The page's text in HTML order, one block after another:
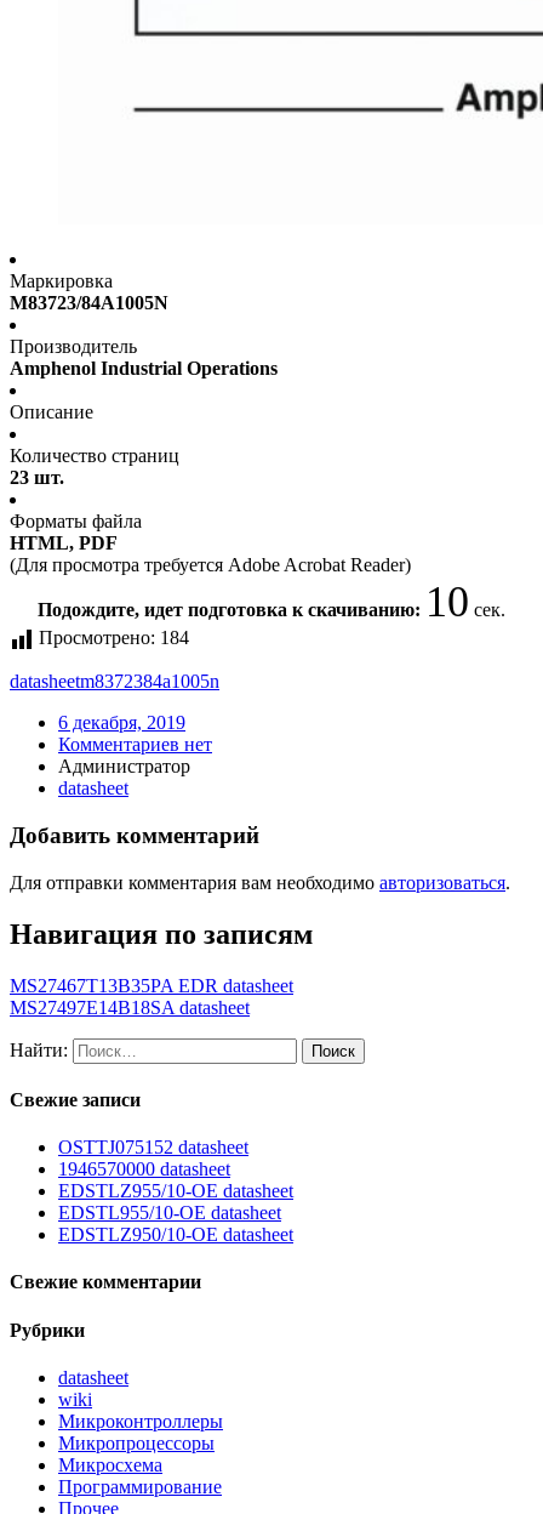
Маркировка
M83723/84A1005N
Производитель
Amphenol Industrial Operations
Описание
Количество страниц
23 шт.
Форматы файла
HTML, PDF
(Для просмотра требуется Adobe Acrobat Reader)
Подождите, идет подготовка к скачиванию: 10 сек.
Просмотрено: 184
datasheetm8372384a1005n
6 декабря, 2019
Комментариев нет
Администратор
datasheet
Добавить комментарий
Для отправки комментария вам необходимо авторизоваться.
Навигация по записям
MS27467T13B35PA EDR datasheet
MS27497E14B18SA datasheet
Найти:
Свежие записи
OSTTJ075152 datasheet
1946570000 datasheet
EDSTLZ955/10-OE datasheet
EDSTL955/10-OE datasheet
EDSTLZ950/10-OE datasheet
Свежие комментарии
Рубрики
datasheet
wiki
Микроконтроллеры
Микропроцессоры
Микросхема
Программирование
Прочее